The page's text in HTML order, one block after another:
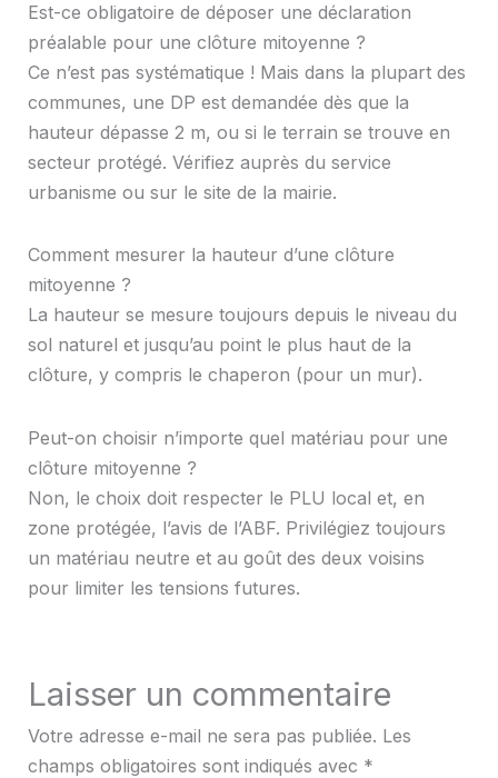
Est-ce obligatoire de déposer une déclaration
préalable pour une clôture mitoyenne ?
Ce n’est pas systématique ! Mais dans la plupart des
communes, une DP est demandée dès que la
hauteur dépasse 2 m, ou si le terrain se trouve en
secteur protégé. Vérifiez auprès du service
urbanisme ou sur le site de la mairie.
Comment mesurer la hauteur d’une clôture
mitoyenne ?
La hauteur se mesure toujours depuis le niveau du
sol naturel et jusqu’au point le plus haut de la
clôture, y compris le chaperon (pour un mur).
Peut-on choisir n’importe quel matériau pour une
clôture mitoyenne ?
Non, le choix doit respecter le PLU local et, en
zone protégée, l’avis de l’ABF. Privilégiez toujours
un matériau neutre et au goût des deux voisins
pour limiter les tensions futures.
Laisser un commentaire
Votre adresse e-mail ne sera pas publiée. Les
champs obligatoires sont indiqués avec *